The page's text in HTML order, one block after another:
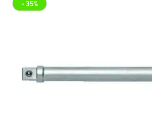
- 35%